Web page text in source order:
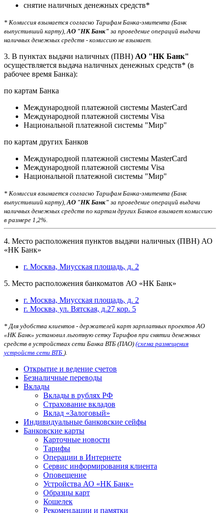
снятие наличных денежных средств*
* Комиссия взымается согласно Тарифам Банка-эмитента (Банк
выпустивший карту), АО "НК Банк" за проведение операций выдачи
наличных денежных средств - комиссию не взымает.
3. В пунктах выдачи наличных (ПВН) АО "НК Банк"
осуществляется выдача наличных денежных средств* (в
рабочее время Банка):
по картам Банка
Международной платежной системы MasterCard
Международной платежной системы Visa
Национальной платежной системы "Мир"
по картам других Банков
Международной платежной системы MasterCard
Международной платежной системы Visa
Национальной платежной системы "Мир"
* Комиссия взымается согласно Тарифам Банка-эмитента (Банк
выпустивший карту), АО "НК Банк" за проведение операций выдачи
наличных денежных средств по картам других Банков взымает комиссию
в размере 1,2%.
4. Место расположения пунктов выдачи наличных (ПВН) АО
«НК Банк»
г. Москва, Миусская площадь, д. 2
5. Место расположения банкоматов АО «НК Банк»
г. Москва, Миусская площадь, д. 2
г. Москва, ул. Вятская, д.27 кор. 5
* Для удобства клиентов - держателей карт зарплатных проектов АО
«НК Банк» установил льготную сетку Тарифов при снятии денежных
средств в устройствах сети Банка ВТБ (ПАО) (схема размещения
устройств сети ВТБ ).
Открытие и ведение счетов
Безналичные переводы
Вклады
Вклады в рублях РФ
Страхование вкладов
Вклад «Залоговый»
Индивидуальные банковские сейфы
Банковские карты
Карточные новости
Тарифы
Операции в Интернете
Сервис информирования клиента
Оповещение
Устройства АО «НК Банк»
Образцы карт
Кошелек
Рекомендации и памятки